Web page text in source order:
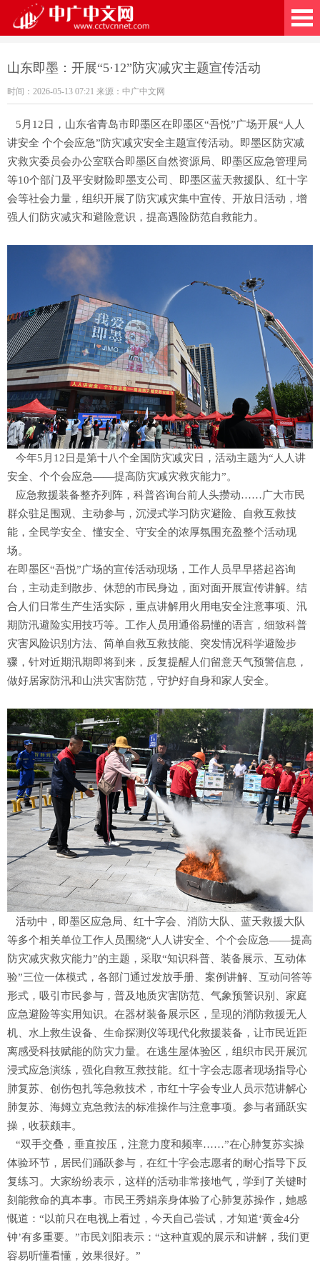
山东即墨：开展“5·12”防灾减灾主题宣传活动
时间：2026-05-13 07:21 来源：中广中文网
5月12日，山东省青岛市即墨区在即墨区“吾悦”广场开展“人人
讲安全 个个会应急”防灾减灾安全主题宣传活动。即墨区防灾减
灾救灾委员会办公室联合即墨区自然资源局、即墨区应急管理局
等10个部门及平安财险即墨支公司、即墨区蓝天救援队、红十字
会等社会力量，组织开展了防灾减灾集中宣传、开放日活动，增
强人们防灾减灾和避险意识，提高遇险防范自救能力。
今年5月12日是第十八个全国防灾减灾日，活动主题为“人人讲
安全、个个会应急——提高防灾减灾救灾能力”。
应急救援装备整齐列阵，科普咨询台前人头攒动……广大市民
群众驻足围观、主动参与，沉浸式学习防灾避险、自救互救技
能，全民学安全、懂安全、守安全的浓厚氛围充盈整个活动现
场。
在即墨区“吾悦”广场的宣传活动现场，工作人员早早搭起咨询
台，主动走到散步、休憩的市民身边，面对面开展宣传讲解。结
合人们日常生产生活实际，重点讲解用火用电安全注意事项、汛
期防汛避险实用技巧等。工作人员用通俗易懂的语言，细致科普
灾害风险识别方法、简单自救互救技能、突发情况科学避险步
骤，针对近期汛期即将到来，反复提醒人们留意天气预警信息，
做好居家防汛和山洪灾害防范，守护好自身和家人安全。
活动中，即墨区应急局、红十字会、消防大队、蓝天救援大队
等多个相关单位工作人员围绕“人人讲安全、个个会应急——提高
防灾减灾救灾能力”的主题，采取“知识科普、装备展示、互动体
验”三位一体模式，各部门通过发放手册、案例讲解、互动问答等
形式，吸引市民参与，普及地质灾害防范、气象预警识别、家庭
应急避险等实用知识。在器材装备展示区，呈现的消防救援无人
机、水上救生设备、生命探测仪等现代化救援装备，让市民近距
离感受科技赋能的防灾力量。在逃生屋体验区，组织市民开展沉
浸式应急演练，强化自救互救技能。红十字会志愿者现场指导心
肺复苏、创伤包扎等急救技术，市红十字会专业人员示范讲解心
肺复苏、海姆立克急救法的标准操作与注意事项。参与者踊跃实
操，收获颇丰。
“双手交叠，垂直按压，注意力度和频率……”在心肺复苏实操
体验环节，居民们踊跃参与，在红十字会志愿者的耐心指导下反
复练习。大家纷纷表示，这样的活动非常接地气，学到了关键时
刻能救命的真本事。市民王秀娟亲身体验了心肺复苏操作，她感
慨道：“以前只在电视上看过，今天自己尝试，才知道‘黄金4分
钟’有多重要。”市民刘阳表示：“这种直观的展示和讲解，我们更
容易听懂看懂，效果很好。”